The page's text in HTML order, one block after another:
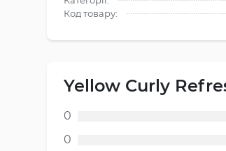
Код товару:
Yellow Curly
0
0